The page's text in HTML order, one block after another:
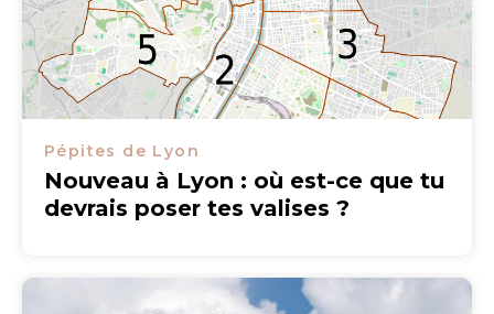
Pépites de Lyon
Nouveau à Lyon : où est-ce que tu
devrais poser tes valises ?